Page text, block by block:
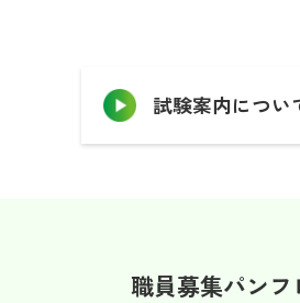
試験案内につい
職員募集パンフ